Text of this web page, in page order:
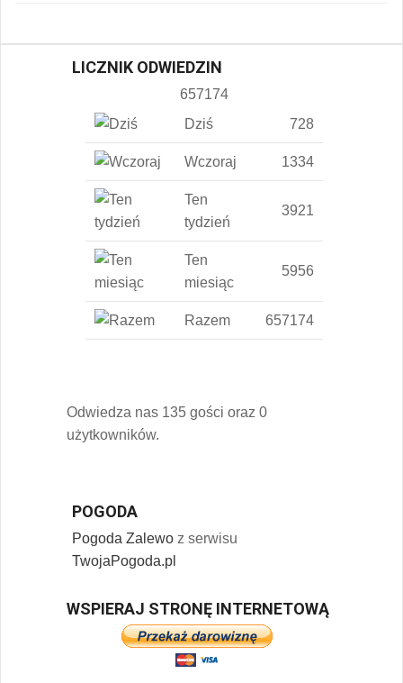
LICZNIK ODWIEDZIN
657174
Dziś
728
Wczoraj 1334
Ten
tydzień
3921
Ten
miesiąc
5956
Razem 657174
Odwiedza nas 135 gości oraz 0
użytkowników.
POGODA
Pogoda Zalewo z serwisu
TwojaPogoda.pl
WSPIERAJ STRONĘ INTERNETOWĄ